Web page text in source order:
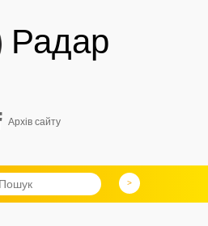
Радар
Архів сайту